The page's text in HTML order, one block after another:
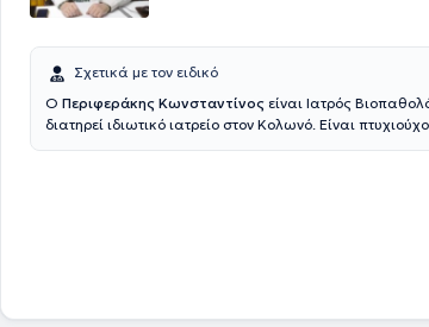
Σχετικά με τον ειδικό
Ο Περιφεράκης Κωνσταντίνος είναι Ιατρός
διατηρεί ιδιωτικό ιατρείο στον Κολωνό. Είναι
Ιατρικής, καθώς και μέλος του Ιατρικού Συλλόγου